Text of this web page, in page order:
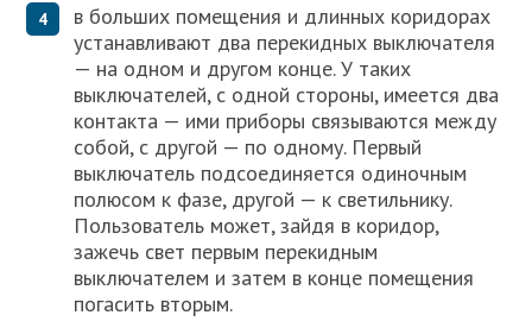
в больших помещения и длинных коридорах
устанавливают два перекидных выключателя
— на одном и другом конце. У таких
выключателей, с одной стороны, имеется два
контакта — ими приборы связываются между
собой, с другой — по одному. Первый
выключатель подсоединяется одиночным
полюсом к фазе, другой — к светильнику.
Пользователь может, зайдя в коридор,
зажечь свет первым перекидным
выключателем и затем в конце помещения
погасить вторым.